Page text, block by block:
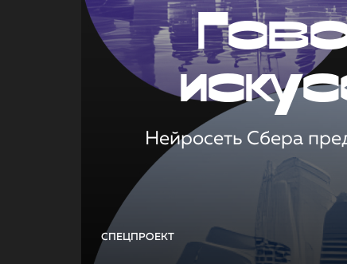
СПЕЦПРОЕКТ
Нейросеть Сбера